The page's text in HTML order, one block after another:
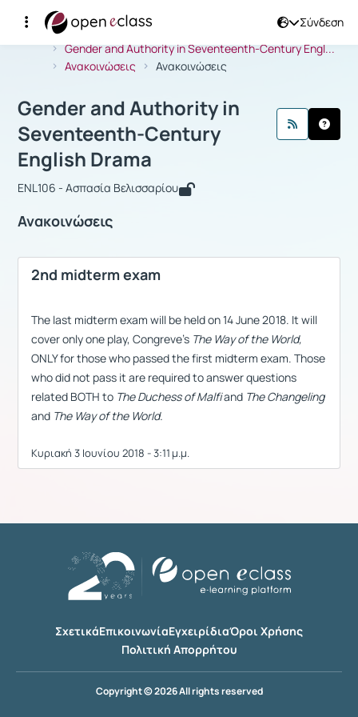
Σύνδεση
Αρχική Σελίδα
Gender and Authority in Seventeenth-Century Engl...
Ανακοινώσεις
Ανακοινώσεις
Μάθημα : Gender and Authority in
Gender and Authority in
Seventeenth-Century
English Drama
ENL106 - Ασπασία Βελισσαρίου
Ανακοινώσεις
2nd midterm exam
The last midterm exam will be held on 14 June 2018. It will
cover only one play, Congreve's The Way of the World,
ONLY for those who passed the first midterm exam. Those
who did not pass it are required to answer questions
related BOTH to The Duchess of Malfiand The Changeling
and The Way of the World.
Κυριακή 3 Ιουνίου 2018 - 3:11 μ.μ.
ΣχετικάΕπικοινωνίαΕγχειρίδιαΌροι Χρήσης
Πολιτική Απορρήτου
Copyright © 2026 All rights reserved